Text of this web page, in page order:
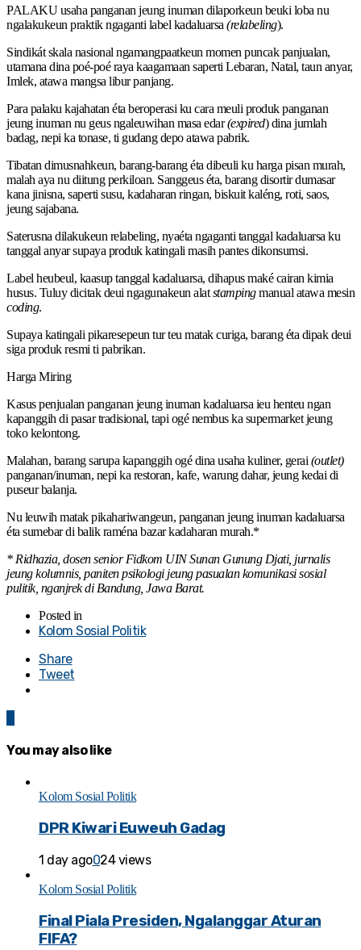
PALAKU usaha panganan jeung inuman dilaporkeun beuki loba nu
ngalakukeun praktik ngaganti label kadaluarsa (relabeling).
Sindikát skala nasional ngamangpaatkeun momen puncak panjualan,
utamana dina poé-poé raya kaagamaan saperti Lebaran, Natal, taun anyar,
Imlek, atawa mangsa libur panjang.
Para palaku kajahatan éta beroperasi ku cara meuli produk panganan
jeung inuman nu geus ngaleuwihan masa edar(expired) dina jumlah
badag, nepi ka tonase, ti gudang depo atawa pabrik.
Tibatan dimusnahkeun, barang-barang éta dibeuli ku harga pisan murah,
malah aya nu diitung perkiloan. Sanggeus éta, barang disortir dumasar
kana jinisna, saperti susu, kadaharan ringan, biskuit kaléng, roti, saos,
jeung sajabana.
Saterusna dilakukeun relabeling, nyaéta ngaganti tanggal kadaluarsa ku
tanggal anyar supaya produk katingali masih pantes dikonsumsi.
Label heubeul, kaasup tanggal kadaluarsa, dihapus maké cairan kimia
husus. Tuluy dicitak deui ngagunakeun alatstampingmanual atawa mesin
coding.
Supaya katingali pikaresepeun tur teu matak curiga, barang éta dipak deui
siga produk resmi ti pabrikan.
Harga Miring
Kasus penjualan panganan jeung inuman kadaluarsa ieu henteu ngan
kapanggih di pasar tradisional, tapi ogé nembus ka supermarket jeung
toko kelontong.
Malahan, barang sarupa kapanggih ogé dina usaha kuliner, gerai (outlet)
panganan/inuman, nepi ka restoran, kafe, warung dahar, jeung kedai di
puseur balanja.
Nu leuwih matak pikahariwangeun, panganan jeung inuman kadaluarsa
éta sumebar di balik raména bazar kadaharan murah.*
* Ridhazia, dosen senior Fidkom UIN Sunan Gunung Djati, jurnalis
jeung kolumnis, paniten psikologi jeung pasualan komunikasi sosial
pulitik, nganjrek di Bandung, Jawa Barat.
Posted in
Kolom Sosial Politik
Share
Tweet
You may also like
Kolom Sosial Politik
DPR Kiwari Euweuh Gadag
1 day ago024 views
Kolom Sosial Politik
Final Piala Presiden, Ngalanggar Aturan
FIFA?